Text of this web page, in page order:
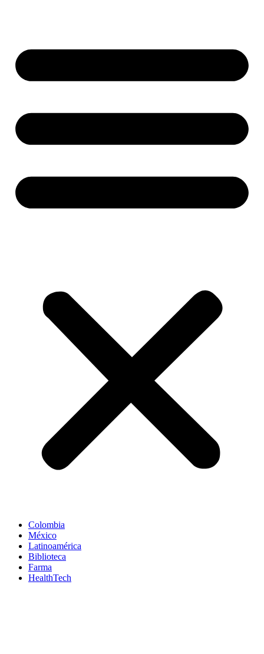
Colombia
México
Latinoamérica
Biblioteca
Farma
HealthTech